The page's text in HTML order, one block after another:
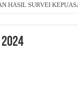
HASIL SURVEI